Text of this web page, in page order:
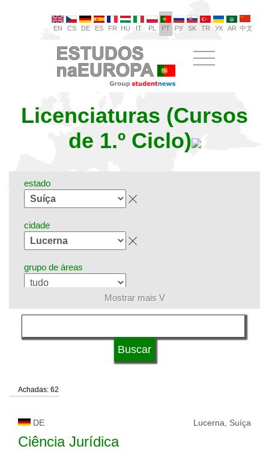
EN CS DE ES FR HU IT PL PT РУ SK TR УК AR 中文
Licenciaturas (Cursos
de 1.º Ciclo)
estado
cidade
grupo de áreas
língua
status de universidade
Mostrar mais V
Achadas: 62
DE Lucerna, Suíça
Ciência Jurídica